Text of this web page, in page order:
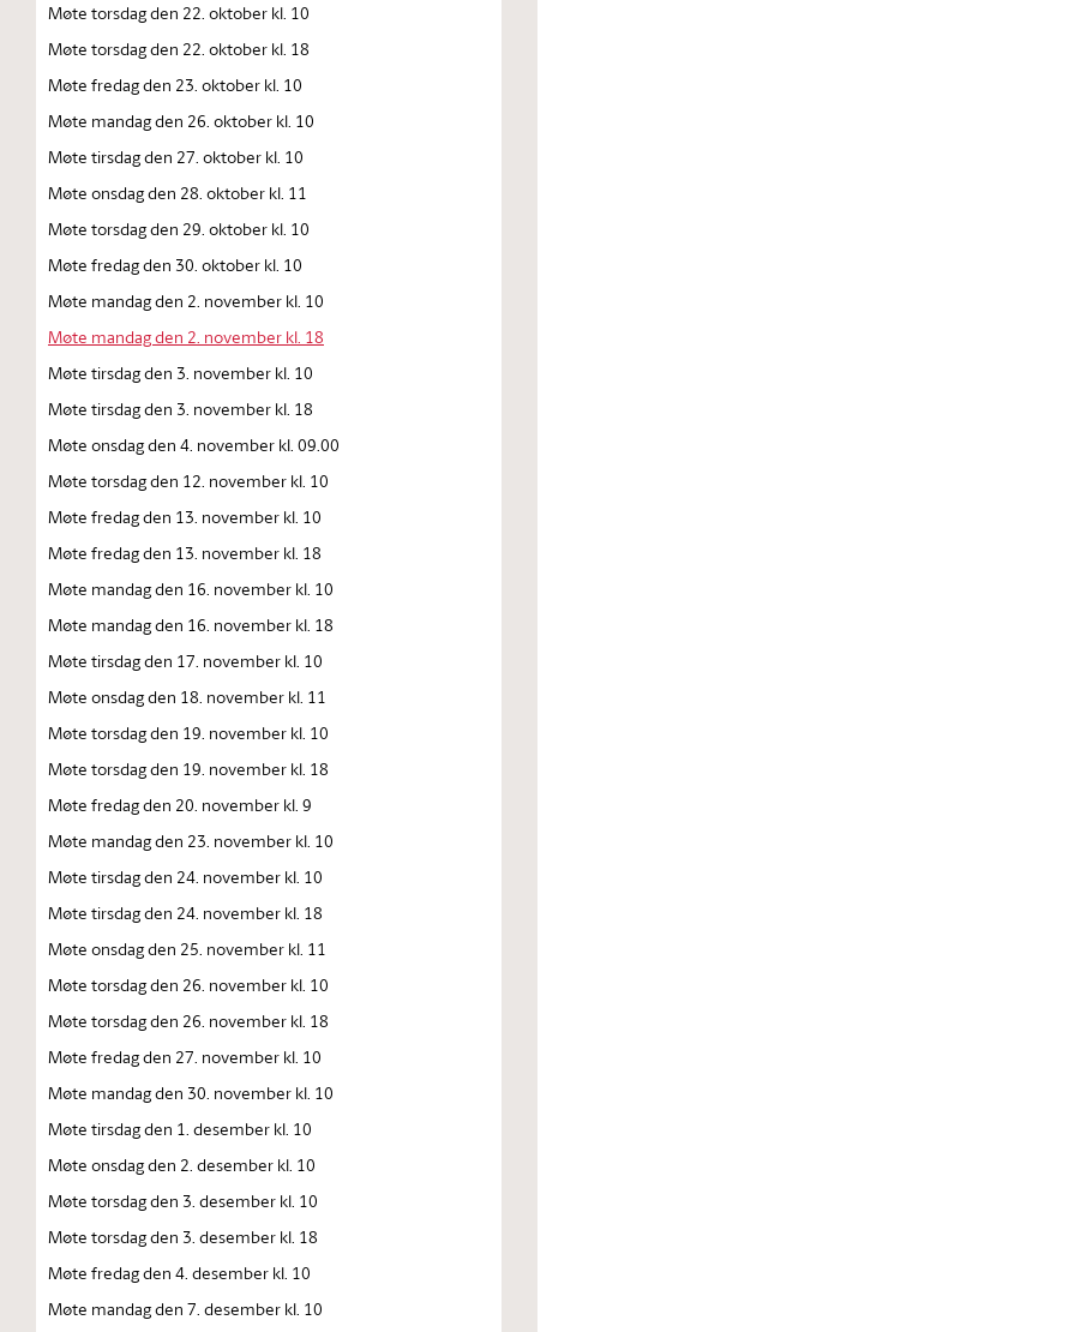
Møte torsdag den 22. oktober kl. 10
Møte torsdag den 22. oktober kl. 18
Møte fredag den 23. oktober kl. 10
Møte mandag den 26. oktober kl. 10
Møte tirsdag den 27. oktober kl. 10
Møte onsdag den 28. oktober kl. 11
Møte torsdag den 29. oktober kl. 10
Møte fredag den 30. oktober kl. 10
Møte mandag den 2. november kl. 10
Møte mandag den 2. november kl. 18
Møte tirsdag den 3. november kl. 10
Møte tirsdag den 3. november kl. 18
Møte onsdag den 4. november kl. 09.00
Møte torsdag den 12. november kl. 10
Møte fredag den 13. november kl. 10
Møte fredag den 13. november kl. 18
Møte mandag den 16. november kl. 10
Møte mandag den 16. november kl. 18
Møte tirsdag den 17. november kl. 10
Møte onsdag den 18. november kl. 11
Møte torsdag den 19. november kl. 10
Møte torsdag den 19. november kl. 18
Møte fredag den 20. november kl. 9
Møte mandag den 23. november kl. 10
Møte tirsdag den 24. november kl. 10
Møte tirsdag den 24. november kl. 18
Møte onsdag den 25. november kl. 11
Møte torsdag den 26. november kl. 10
Møte torsdag den 26. november kl. 18
Møte fredag den 27. november kl. 10
Møte mandag den 30. november kl. 10
Møte tirsdag den 1. desember kl. 10
Møte onsdag den 2. desember kl. 10
Møte torsdag den 3. desember kl. 10
Møte torsdag den 3. desember kl. 18
Møte fredag den 4. desember kl. 10
Møte mandag den 7. desember kl. 10